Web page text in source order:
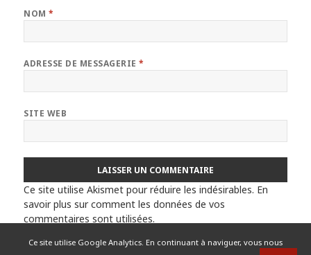
Ce site utilise Google Analytics. En continuant à naviguer, vous nous
NOM*
ADRESSE DE MESSAGERIE*
SITE WEB
Ce site utilise Akismet pour réduire les indésirables. En
savoir plus sur comment les données de vos
commentaires sont utilisées.